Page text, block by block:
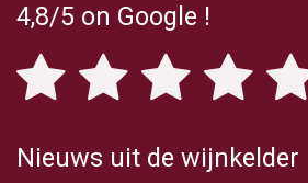
4,8/5 on Google !
Nieuws uit de wijnkelder